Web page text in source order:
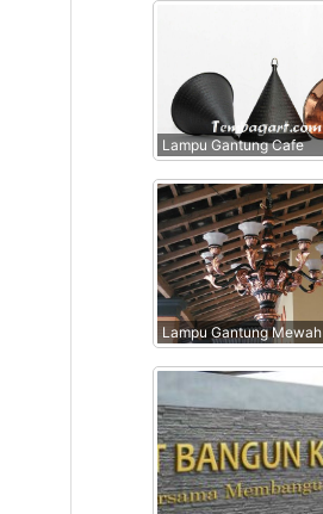
Lampu Gantung Cafe
Lampu Gantung Mewah